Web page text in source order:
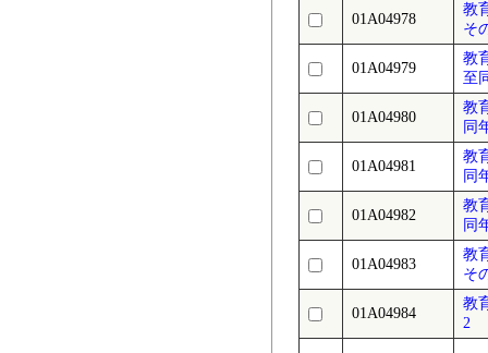
01A04978
教
そ
01A04979
教
至
01A04980
教
同
01A04981
教
同
01A04982
教
同
01A04983
教
そ
01A04984
教
2